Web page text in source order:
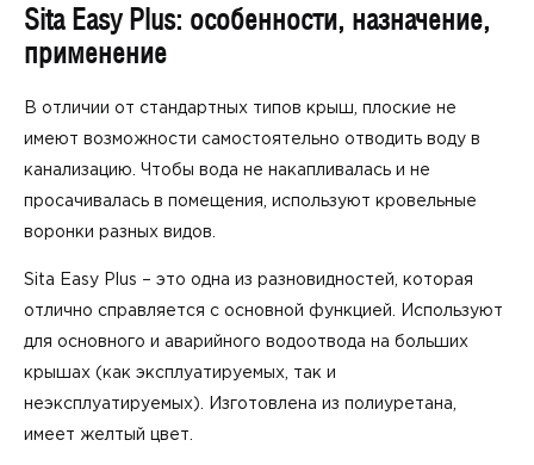
Sita Easy Plus: особенности, назначение,
применение
В отличии от стандартных типов крыш, плоские не
имеют возможности самостоятельно отводить воду в
канализацию. Чтобы вода не накапливалась и не
просачивалась в помещения, используют кровельные
воронки разных видов.
Sita Easy Plus – это одна из разновидностей, которая
отлично справляется с основной функцией. Используют
для основного и аварийного водоотвода на больших
крышах (как эксплуатируемых, так и
неэксплуатируемых). Изготовлена из полиуретана,
имеет желтый цвет.